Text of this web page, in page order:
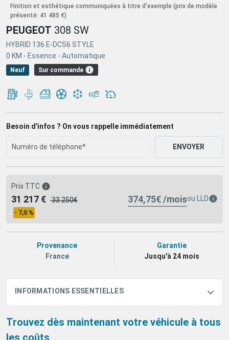
Finition et esthétique communiquées à titre d'exemple (prix de modèle
présenté: 41 485 €)
PEUGEOT 308 SW
HYBRID 136 E-DCS6 STYLE
0 KM - Essence - Automatique
Neuf Sur commande
Besoin d'infos ? On vous rappelle immédiatement
ENVOYER
Prix TTC
31 217 € 33 250€
- 7,0 %
ou LLD
374,75€ /mois
Provenance
France
Garantie
Jusqu'à 24 mois
INFORMATIONS ESSENTIELLES
Trouvez dès maintenant votre véhicule à tous
les coûts